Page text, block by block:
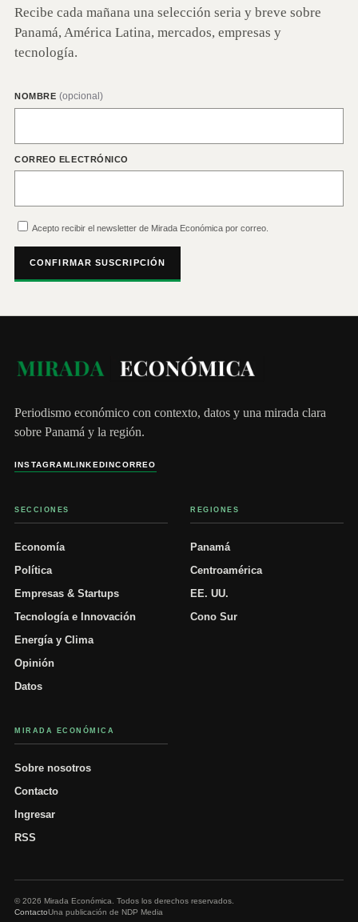
Recibe cada mañana una selección seria y breve sobre
Panamá, América Latina, mercados, empresas y
tecnología.
NOMBRE (opcional)
CORREO ELECTRÓNICO
Acepto recibir el newsletter de Mirada Económica por correo.
CONFIRMAR SUSCRIPCIÓN
Periodismo económico con contexto, datos y una mirada clara
sobre Panamá y la región.
INSTAGRAMLINKEDINCORREO
SECCIONES
Economía
Política
Empresas & Startups
Tecnología e Innovación
Energía y Clima
Opinión
Datos
REGIONES
Panamá
Centroamérica
EE. UU.
Cono Sur
MIRADA ECONÓMICA
Sobre nosotros
Contacto
Ingresar
RSS
© 2026 Mirada Económica. Todos los derechos reservados.
ContactoUna publicación de NDP Media